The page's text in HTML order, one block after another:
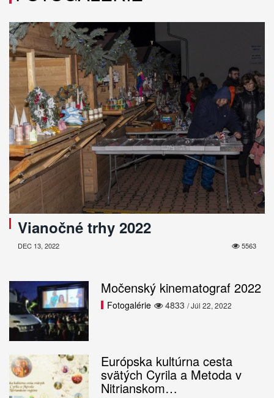
Vianočné trhy 2022
5563
DEC 13, 2022
Močenský kinematograf 2022
4833
Fotogalérie / Júl 22, 2022
Európska kultúrna cesta
svätých Cyrila a Metoda v
Nitrianskom…